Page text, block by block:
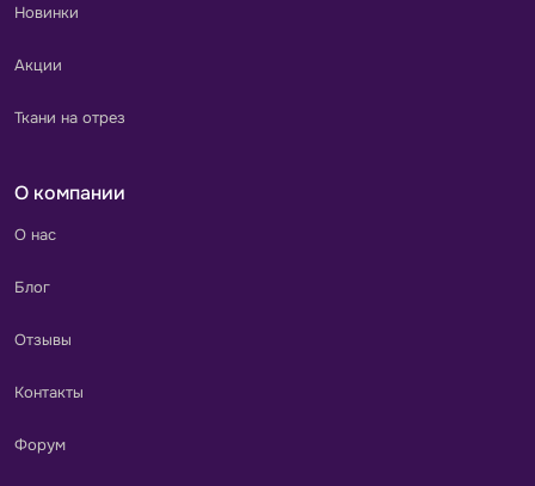
Новинки
Акции
Ткани на отрез
О компании
О нас
Блог
Отзывы
Контакты
Форум